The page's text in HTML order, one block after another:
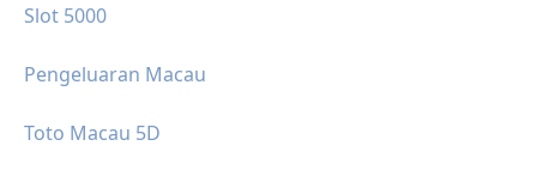
Slot 5000
Pengeluaran Macau
Toto Macau 5D